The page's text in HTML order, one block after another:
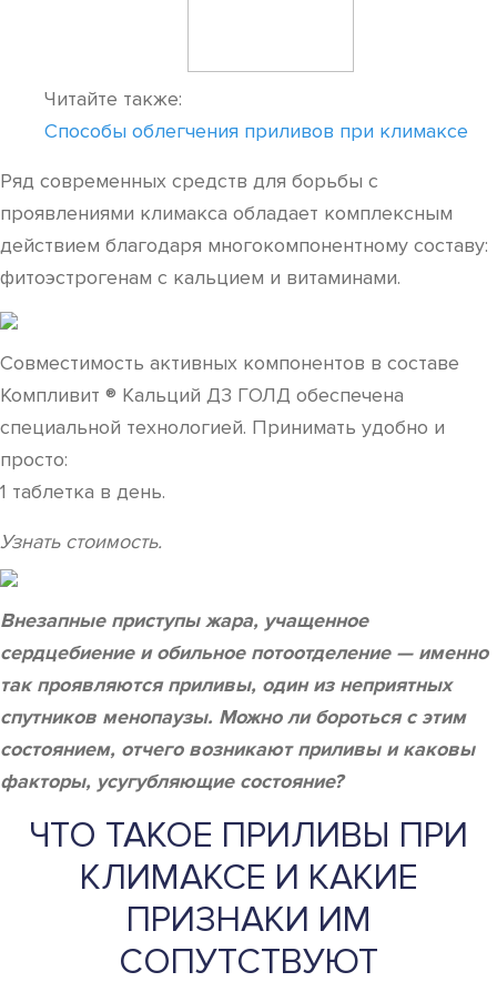
Читайте также:
Способы облегчения приливов при климаксе
Ряд современных средств для борьбы с
проявлениями климакса обладает комплексным
действием благодаря многокомпонентному составу:
фитоэстрогенам с кальцием и витаминами.
Совместимость активных компонентов в составе
Компливит ® Кальций Д3 ГОЛД обеспечена
специальной технологией. Принимать удобно и
просто:
1 таблетка в день.
Узнать стоимость.
Внезапные приступы жара, учащенное
сердцебиение и обильное потоотделение — именно
так проявляются приливы, один из неприятных
спутников менопаузы. Можно ли бороться с этим
состоянием, отчего возникают приливы и каковы
факторы, усугубляющие состояние?
ЧТО ТАКОЕ ПРИЛИВЫ ПРИ
КЛИМАКСЕ И КАКИЕ
ПРИЗНАКИ ИМ
СОПУТСТВУЮТ